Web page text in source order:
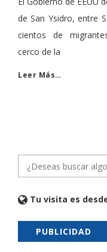
de San Ysidro, entre
cientos de
cerco de la
Leer Más…
Tu visita es
PUBLICIDAD